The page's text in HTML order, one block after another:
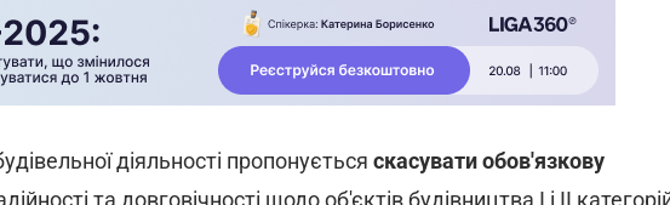
діяльності пропонується скасувати обов'язкову
та довговічності щодо об'єктів будівництва I і II